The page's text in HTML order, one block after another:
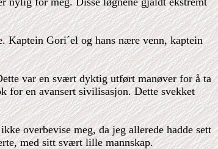
Kaptein Gori´el og hans nære venn, kaptein
var en svært dyktig utført manøver for å ta
for en avansert sivilisasjon. Dette svekket
overbevise meg, da jeg allerede hadde sett
med sitt svært lille mannskap.